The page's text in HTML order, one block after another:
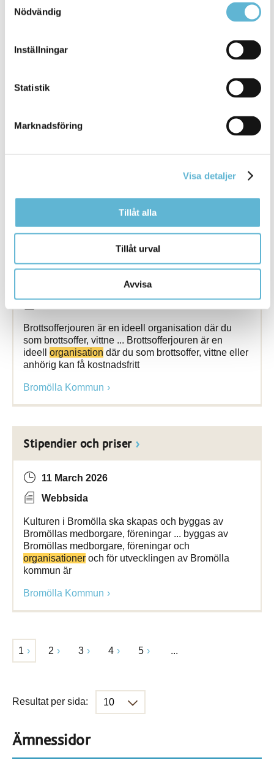
Nödvändig
Inställningar
Statistik
Marknadsföring
Visa detaljer
Tillåt alla
Tillåt urval
Avvisa
Rådet för funktionshinderfrågor
och en kontaktkanal mellan kommun och
funktionsrättsorganisationer
. Ledamöterna i Rådet
Brottsofferjouren är en ideell organisation där du
som brottsoffer, vittne ... Brottsofferjouren är en
ideell organisation där du som brottsoffer, vittne eller
anhörig kan få kostnadsfritt
Bromölla Kommun
Stipendier och priser
11 March 2026
Webbsida
Kulturen i Bromölla ska skapas och byggas av
Bromöllas medborgare, föreningar ... byggas av
Bromöllas medborgare, föreningar och
organisationer och för utvecklingen av Bromölla
kommun är
Bromölla Kommun
1 2 3 4 5 ...
Resultat per sida:
Ämnessidor